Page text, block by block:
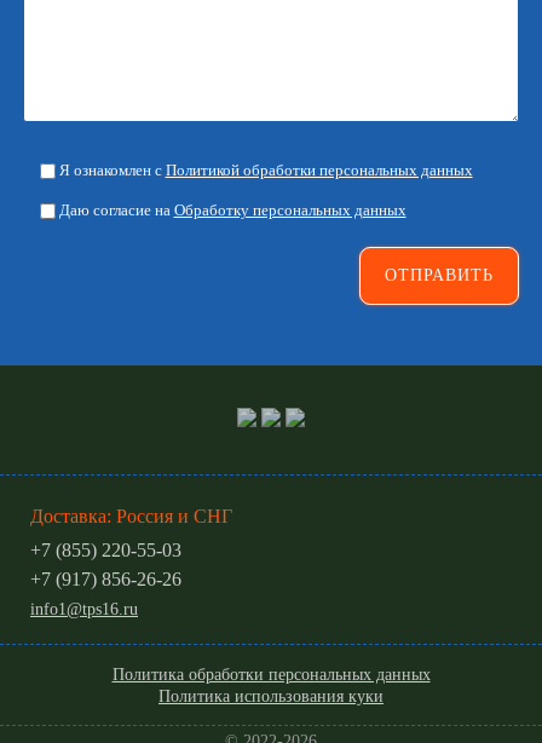
Я ознакомлен с Политикой обработки персональных данных
Даю согласие на Обработку персональных данных
Доставка: Россия и СНГ
+7 (855) 220-55-03
+7 (917) 856-26-26
info1@tps16.ru
Политика обработки персональных данных
Политика использования куки